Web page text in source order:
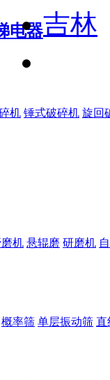
电器
机 锤式破碎机 旋回
机 悬辊磨 研磨机
概率筛 单层振动筛 直
吉林